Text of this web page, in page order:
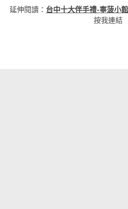
延伸閱讀： 台中十大伴手禮-寧菠小
按我連結